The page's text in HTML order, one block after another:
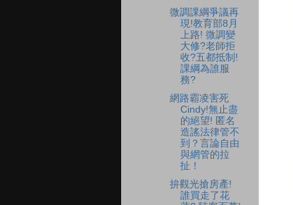
微調課綱爭議再
現!教育部8月
上路! 微調變
大修?老師拒
收?五都抵制!
課綱為誰服
務?
網路霸凌害死
Cindy!無止盡
的絕望! 匿名
造謠法律管不
到？言論自由
與網管的拉
扯！
拚觀光搶房產!
誰買走了花